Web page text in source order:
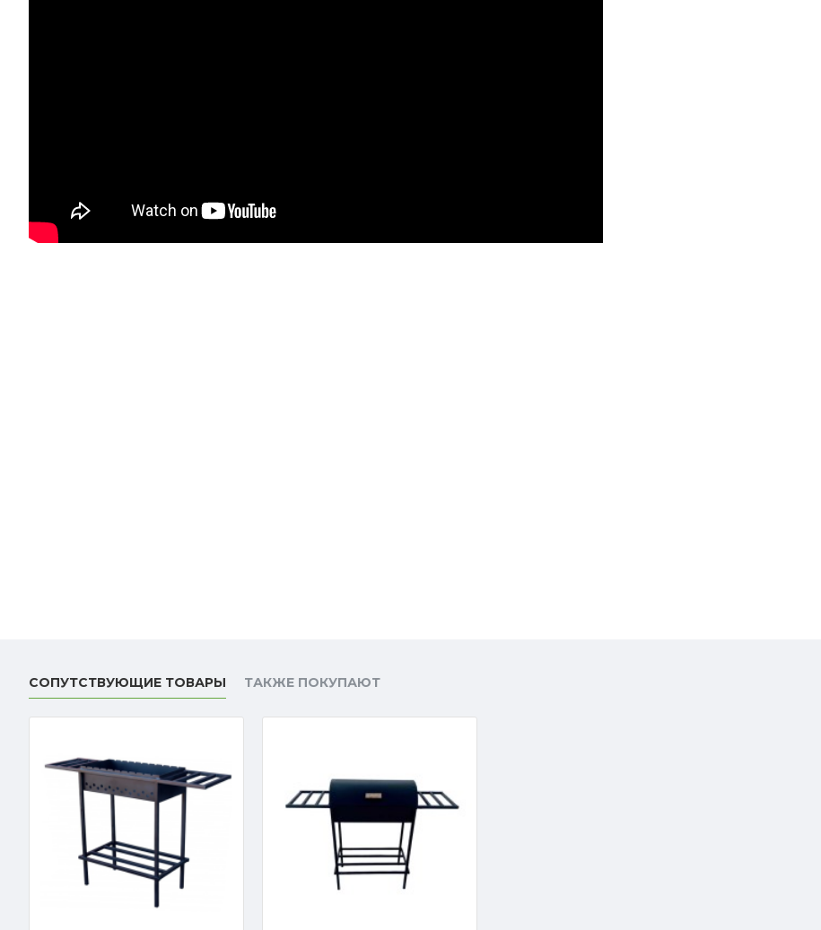
СОПУТСТВУЮЩИЕ ТОВАРЫ ТАКЖЕ ПОКУПАЮТ